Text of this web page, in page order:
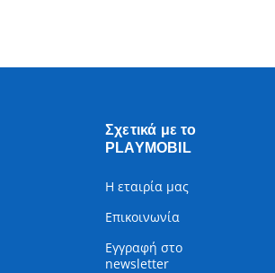
Σχετικά με το
PLAYMOBIL
Η εταιρία μας
Επικοινωνία
Εγγραφή στο
newsletter